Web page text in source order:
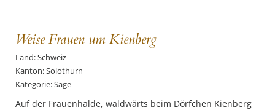
Weise Frauen um Kienberg
Land: Schweiz
Kanton: Solothurn
Kategorie: Sage
Auf der Frauenhalde, waldwärts beim Dörfchen Kienberg